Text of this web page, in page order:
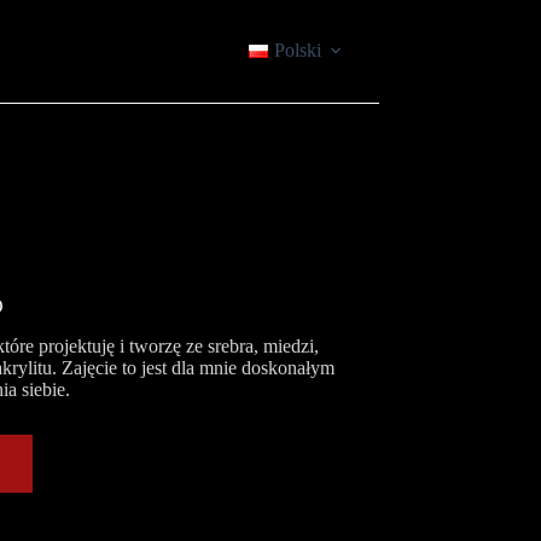
Polski
projektuję i tworzę ze srebra, miedzi,
Zajęcie to jest dla mnie doskonałym
siebie.